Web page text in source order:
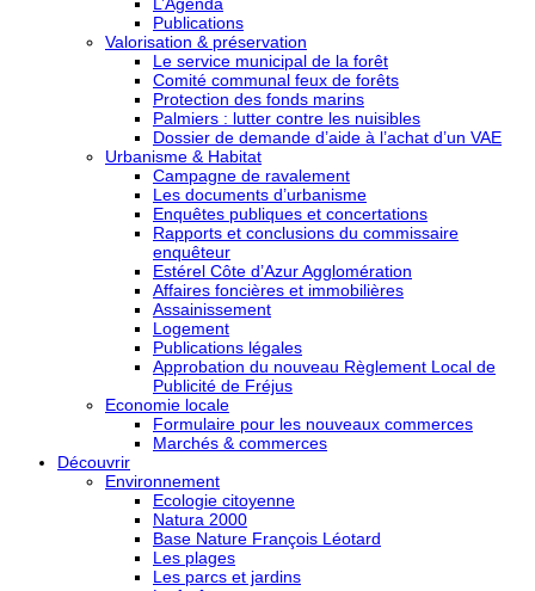
Publications
Valorisation & préservation
Le service municipal de la forêt
Comité communal feux de forêts
Protection des fonds marins
Palmiers : lutter contre les nuisibles
Dossier de demande d’aide à l’achat d’un VAE
Urbanisme & Habitat
Campagne de ravalement
Les documents d’urbanisme
Enquêtes publiques et concertations
Rapports et conclusions du commissaire
enquêteur
Estérel Côte d’Azur Agglomération
Affaires foncières et immobilières
Assainissement
Logement
Publications légales
Approbation du nouveau Règlement Local de
Publicité de Fréjus
Economie locale
Formulaire pour les nouveaux commerces
Marchés & commerces
Découvrir
Environnement
Ecologie citoyenne
Natura 2000
Base Nature François Léotard
Les plages
Les parcs et jardins